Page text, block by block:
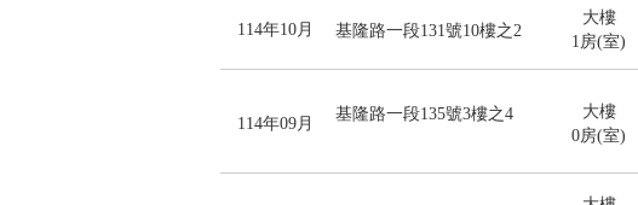
114年10月 基隆路一段131號10樓之2
大樓
1房(室)
114年09月
基隆路一段135號3樓之4
大樓
0房(室)